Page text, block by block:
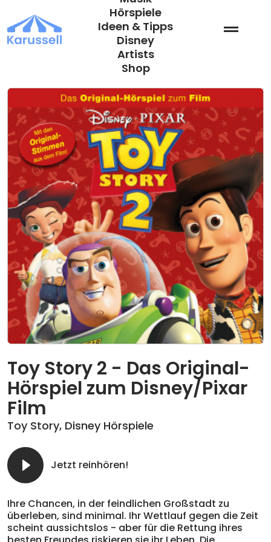
Inhalt
springen
Hörspiele
Ideen & Tipps
Disney
Artists
Shop
Toy Story 2 - Das Original-
Hörspiel zum Disney/Pixar
Film
Toy Story, Disney Hörspiele
Jetzt reinhören!
Ihre Chancen, in der feindlichen Großstadt zu
überleben, sind minimal. Ihr Wettlauf gegen die Zeit
scheint aussichtslos - aber für die Rettung ihres